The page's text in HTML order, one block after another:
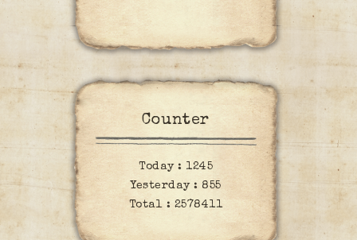
Counter
Today : 1245
Yesterday : 855
Total : 2578411